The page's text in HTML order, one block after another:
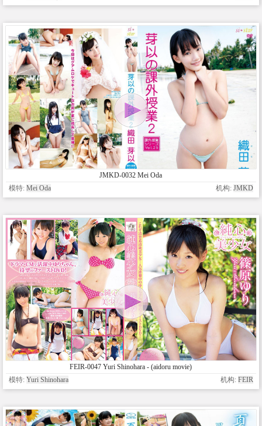
JMKD-0032 Mei Oda
模特: Mei Oda 机构: JMKD
FEIR-0047 Yuri Shinohara - (aidoru movie)
模特: Yuri Shinohara 机构: FEIR